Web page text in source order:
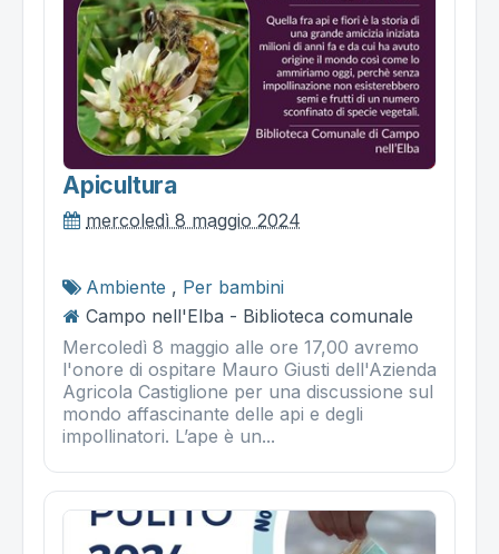
Apicultura
mercoledì 8 maggio 2024
Ambiente , Per bambini
Campo nell'Elba - Biblioteca comunale
Mercoledì 8 maggio alle ore 17,00 avremo
l'onore di ospitare Mauro Giusti dell'Azienda
Agricola Castiglione per una discussione sul
mondo affascinante delle api e degli
impollinatori. L’ape è un...